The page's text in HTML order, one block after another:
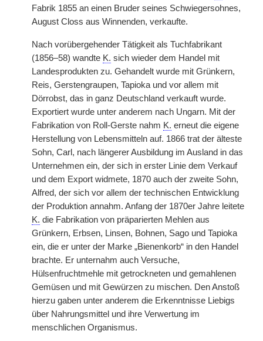
Fabrik 1855 an einen Bruder seines Schwiegersohnes,
August Closs aus Winnenden, verkaufte.
Nach vorübergehender Tätigkeit als Tuchfabrikant
(1856–58) wandte K. sich wieder dem Handel mit
Landesprodukten zu. Gehandelt wurde mit Grünkern,
Reis, Gerstengraupen, Tapioka und vor allem mit
Dörrobst, das in ganz Deutschland verkauft wurde.
Exportiert wurde unter anderem nach Ungarn. Mit der
Fabrikation von Roll-Gerste nahm K. erneut die eigene
Herstellung von Lebensmitteln auf. 1866 trat der älteste
Sohn, Carl, nach längerer Ausbildung im Ausland in das
Unternehmen ein, der sich in erster Linie dem Verkauf
und dem Export widmete, 1870 auch der zweite Sohn,
Alfred, der sich vor allem der technischen Entwicklung
der Produktion annahm. Anfang der 1870er Jahre leitete
K. die Fabrikation von präparierten Mehlen aus
Grünkern, Erbsen, Linsen, Bohnen, Sago und Tapioka
ein, die er unter der Marke „Bienenkorb“ in den Handel
brachte. Er unternahm auch Versuche,
Hülsenfruchtmehle mit getrockneten und gemahlenen
Gemüsen und mit Gewürzen zu mischen. Den Anstoß
hierzu gaben unter anderem die Erkenntnisse Liebigs
über Nahrungsmittel und ihre Verwertung im
menschlichen Organismus.